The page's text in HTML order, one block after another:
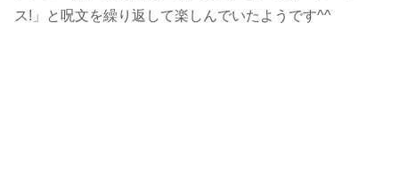
ス!」と呪文を繰り返して楽しんでいたようです^^